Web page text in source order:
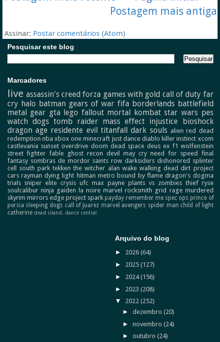
Postagem mais antiga
Assinar: Postar comentários (Atom)
Pesquisar este blog
Marcadores
live assassin's creed forza games with gold call of duty far
cry halo batman gears of war fifa borderlands battlefield
metal gear gta lego fallout mortal kombat star wars pes
watch dogs tomb raider mass effect injustice bioshock
dragon age residente evil titanfall dark souls alien red dead
redemption nba xbox one minecraft just dance diablo killer instinct xcom
castlevania sunset overdrive doom dead space deus ex f1 wolfenstein
street fighter fable ghost recon devil may cry need for speed final
fantasy sombras de mordor saints row darksiders dishonored splinter
cell
south park tekken the witcher alan wake walking dead dirt project
cars rayman dying light hitman metro bound by flame dragon's dogma
trials sniper elite crysis ufc max payne plants vs zombies thief ryse
soulcalibur ninja gaiden la noire marvel rocksmith grid rage murdered
skyrim mirrors edge project spark payday remember me spec ops prince of
persia sleeping dogs call of Juarez marvel avengers spider man child of light
catherine dead island. dance central
Arquivo do blog
► 2026 (64)
► 2025 (127)
► 2024(156)
► 2023 (208)
▼ 2022 (252)
►dezembro(20)
►novembro(24)
►outubro(24)